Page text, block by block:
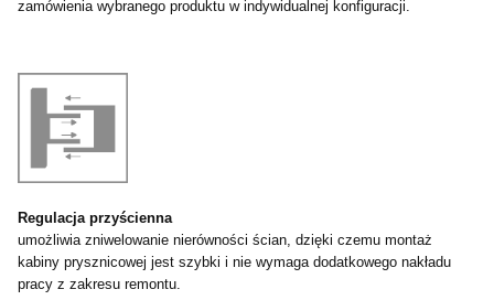
zamówienia wybranego produktu w indywidualnej konfiguracji.
Regulacja przyścienna
umożliwia zniwelowanie nierówności ścian, dzięki czemu montaż
kabiny prysznicowej jest szybki i nie wymaga dodatkowego nakładu
pracy z zakresu remontu.